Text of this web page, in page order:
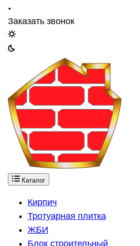
Заказать звонок
Каталог
Кирпич
Тротуарная плитка
ЖБИ
Блок строительный